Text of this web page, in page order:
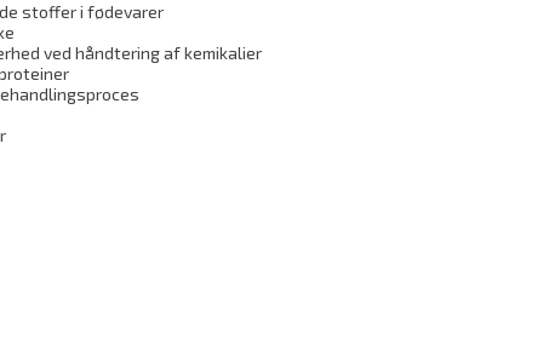
stoffer i fødevarer
ved håndtering af kemikalier